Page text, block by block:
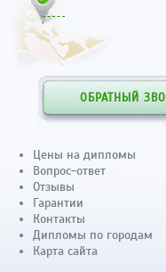
ОБРАТНЫЙ
Цены на дипломы
Вопрос-ответ
Отзывы
Гарантии
Контакты
Дипломы по городам
Карта сайта